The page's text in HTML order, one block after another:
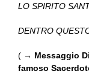
LO SPIRITO
DENTRO
( → Messaggio
famoso